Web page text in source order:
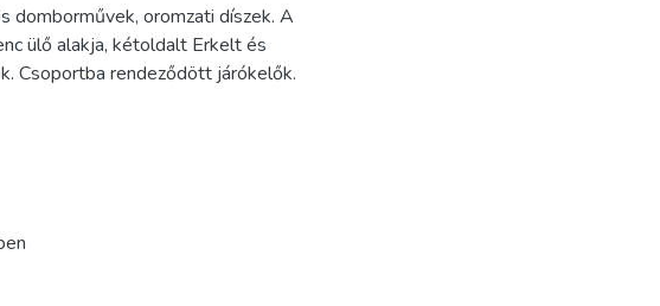
domborművek, oromzati díszek. A
ülő alakja, kétoldalt Erkelt és
Csoportba rendeződött járókelők.